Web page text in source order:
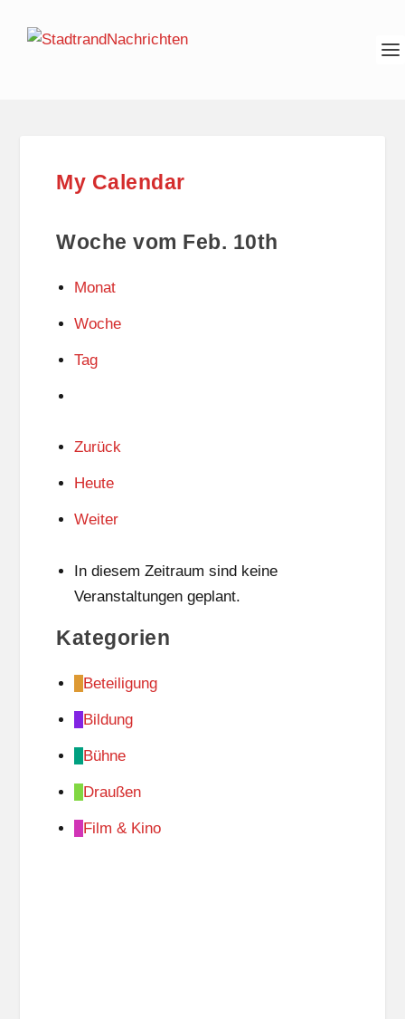
My Calendar
Woche vom Feb. 10th
Monat
Woche
Tag
Zurück
Heute
Weiter
In diesem Zeitraum sind keine
Veranstaltungen geplant.
Kategorien
Beteiligung
Bildung
Bühne
Draußen
Film & Kino